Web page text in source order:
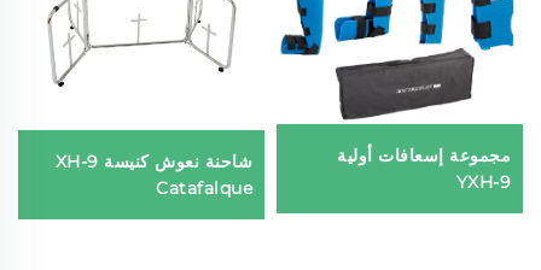
مجموعة إسعافات أولية
YXH-9
شاحنة نعوش كنيسة XH-9
Catafalque